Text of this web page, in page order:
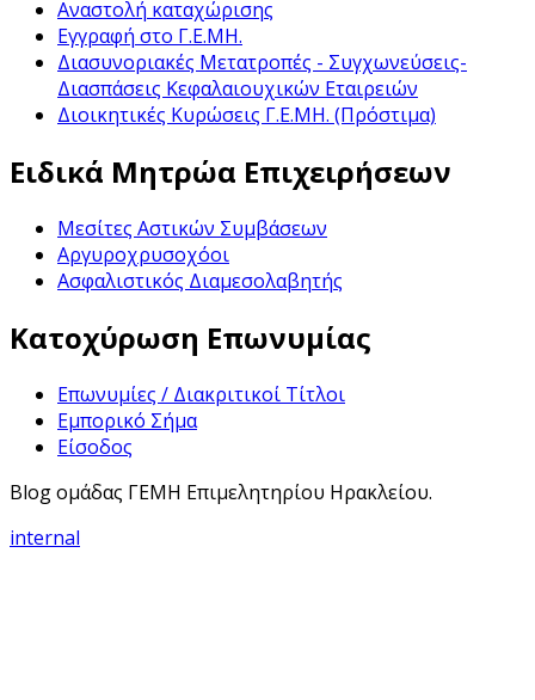
Αναστολή καταχώρισης
Εγγραφή στο Γ.Ε.ΜΗ.
Διασυνοριακές Μετατροπές - Συγχωνεύσεις-
Διασπάσεις Κεφαλαιουχικών Εταιρειών
Διοικητικές Κυρώσεις Γ.Ε.ΜΗ. (Πρόστιμα)
Ειδικά Μητρώα Επιχειρήσεων
Μεσίτες Αστικών Συμβάσεων
Αργυροχρυσοχόοι
Ασφαλιστικός Διαμεσολαβητής
Κατοχύρωση Επωνυμίας
Επωνυμίες / Διακριτικοί Τίτλοι
Εμπορικό Σήμα
Είσοδος
Blog ομάδας ΓΕΜΗ Επιμελητηρίου Ηρακλείου.
internal